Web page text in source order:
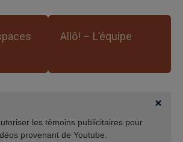
Allô! – L’équipe
les témoins publicitaires pour
provenant de Youtube.